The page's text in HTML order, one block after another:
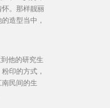
。那样靓丽
造型当中，
他的研究生
印的方式，
民间的生